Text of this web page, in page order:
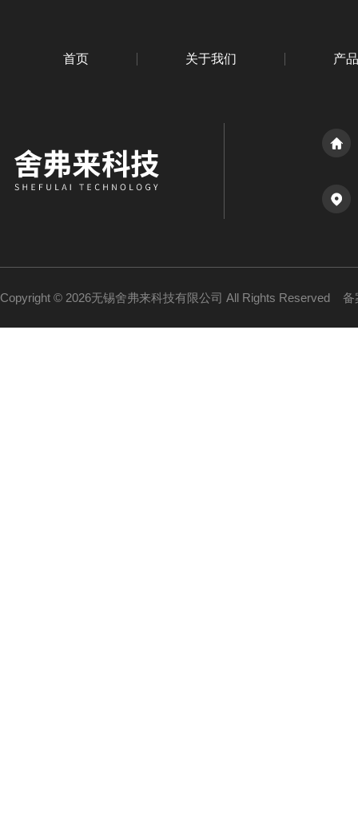
首页 关于我们 产
Copyright © 2026无锡舍弗来科技有限公司 All Rights Reserved 备